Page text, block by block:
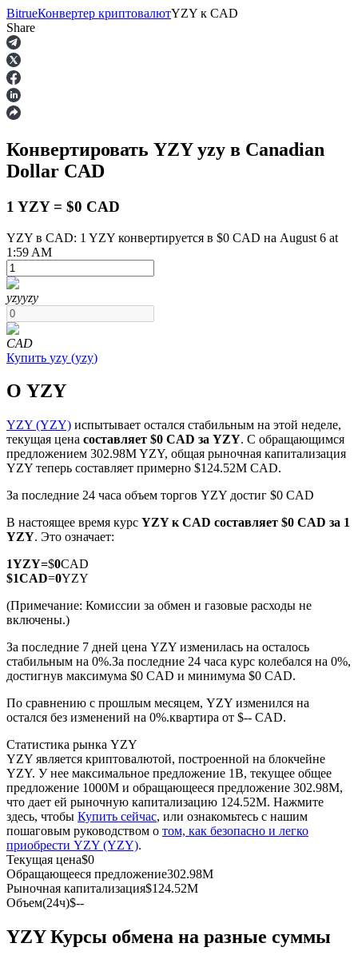
Фьючерсы
USDT-фьючерсы
Фьючерсы на COIN-M
TradFi
Деривативы на акции, форекс, драгоценные металлы и
сырьевые товары
USDC фьючерсы
Фьючерсы с использованием USDC в качестве
обеспечения
BitrueКонвертер криптовалютYZY к CAD
Share
Конвертировать YZYyzy в Canadian
Dollar CAD
1 YZY = $0 CAD
YZY в CAD: 1 YZY конвертируется в $0 CAD на August 6 at
1:59 AM
yzyyzy
CAD
Купить yzy (yzy)
О YZY
YZY (YZY) испытывает остался стабильным на этой неделе,
текущая цена составляет $0 CAD за YZY. С обращающимся
предложением 302.98M YZY, общая рыночная капитализация
YZY теперь составляет примерно $124.52M CAD.
За последние 24 часа объем торгов YZY достиг $0 CAD
В настоящее время курс YZY к CAD составляет $0 CAD за 1
YZY. Это означает:
1YZY=$0CAD
$1CAD=0YZY
(Примечание: Комиссии за обмен и газовые расходы не
включены.)
За последние 7 дней цена YZY изменилась на осталось
стабильным на 0%.За последние 24 часа курс колебался на 0%,
достигнув максимума $0 CAD и минимума $0 CAD.
По сравнению с прошлым месяцем, YZY изменился на
остался без изменений на 0%.квартира от $-- CAD.
Статистика рынка YZY
YZY является криптовалютой, построенной на блокчейне
YZY. У нее максимальное предложение 1B, текущее общее
предложение 1000M и обращающееся предложение 302.98M,
что дает ей рыночную капитализацию 124.52M. Нажмите
здесь, чтобы Купить сейчас, или ознакомьтесь с нашим
пошаговым руководством о том, как безопасно и легко
приобрести YZY (YZY).
Текущая цена$0
Обращающееся предложение302.98M
Рыночная капитализация$124.52M
Объем(24ч)$--
YZY Курсы обмена на разные суммы